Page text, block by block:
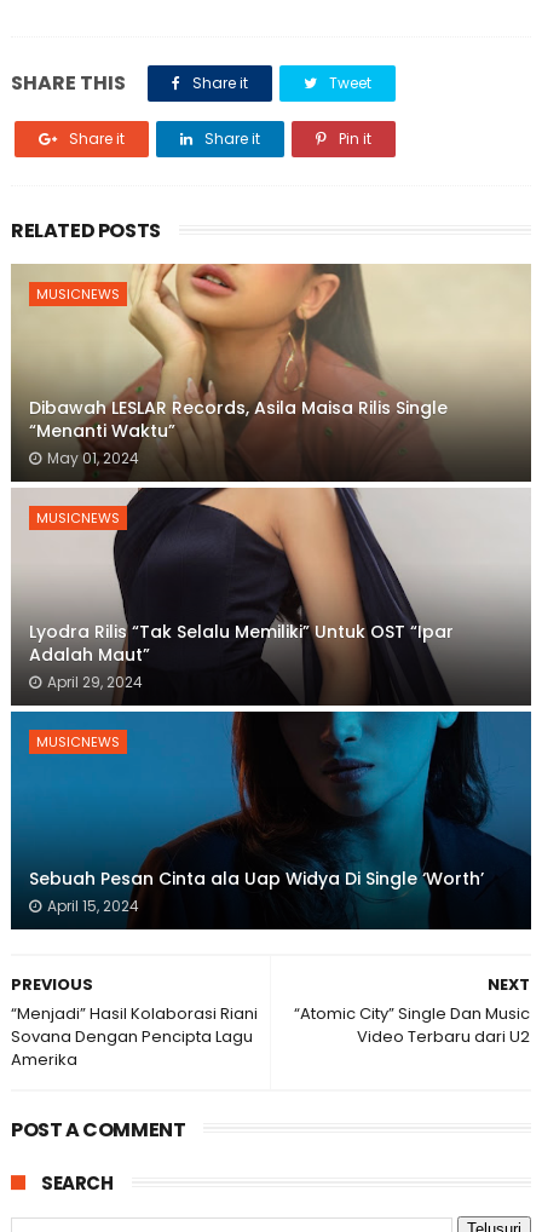
SHARE THIS Share it Tweet
Share it Share it Pin it
RELATED POSTS
MUSICNEWS
Dibawah LESLAR Records, Asila Maisa Rilis Single
“Menanti Waktu”
May 01, 2024
MUSICNEWS
Lyodra Rilis “Tak Selalu Memiliki” Untuk OST “Ipar
Adalah Maut”
April 29, 2024
MUSICNEWS
Sebuah Pesan Cinta ala Uap Widya Di Single ‘Worth’
April 15, 2024
NEXT
“Atomic City” Single Dan Music
Video Terbaru dari U2
PREVIOUS
“Menjadi” Hasil Kolaborasi Riani
Sovana Dengan Pencipta Lagu
Amerika
POST A COMMENT
SEARCH